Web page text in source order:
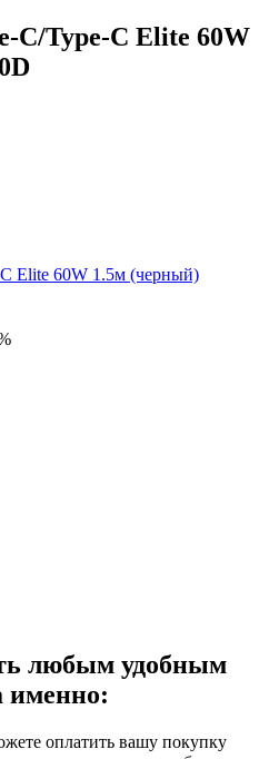
C/Type-C Elite 60W
любым удобным
именно:
оплатить вашу покупку